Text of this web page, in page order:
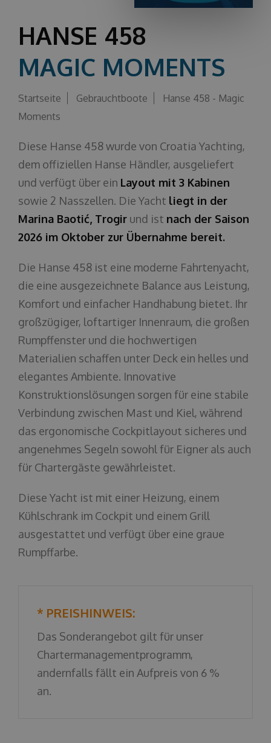
HANSE 458
MAGIC MOMENTS
Startseite Gebrauchtboote
Hanse 458 - Magic
Moments
Diese Hanse 458 wurde von Croatia Yachting,
dem offiziellen Hanse Händler, ausgeliefert
und verfügt über ein Layout mit 3 Kabinen
sowie 2 Nasszellen. Die Yacht liegt in der
Marina Baotić, Trogir und ist nach der Saison
2026 im Oktober zur Übernahme bereit.
Die Hanse 458 ist eine moderne Fahrtenyacht,
die eine ausgezeichnete Balance aus Leistung,
Komfort und einfacher Handhabung bietet. Ihr
großzügiger, loftartiger Innenraum, die großen
Rumpffenster und die hochwertigen
Materialien schaffen unter Deck ein helles und
elegantes Ambiente. Innovative
Konstruktionslösungen sorgen für eine stabile
Verbindung zwischen Mast und Kiel, während
das ergonomische Cockpitlayout sicheres und
angenehmes Segeln sowohl für Eigner als auch
für Chartergäste gewährleistet.
Diese Yacht ist mit einer Heizung, einem
Kühlschrank im Cockpit und einem Grill
ausgestattet und verfügt über eine graue
Rumpffarbe.
* PREISHINWEIS:
Das Sonderangebot gilt für unser
Chartermanagementprogramm,
andernfalls fällt ein Aufpreis von 6 %
an.